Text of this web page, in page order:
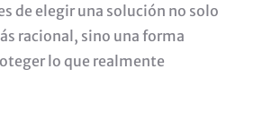
de elegir una solución no solo
racional, sino una forma
lo que realmente